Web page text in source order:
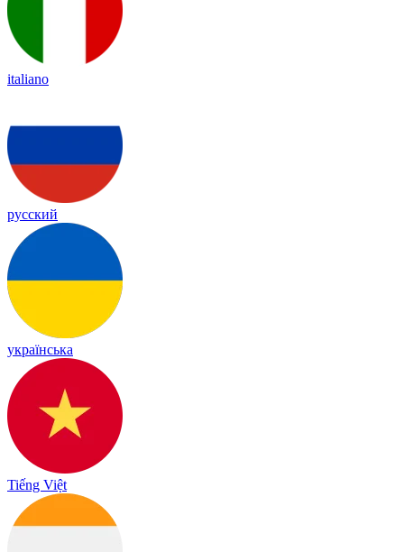
italiano
русский
українська
Tiếng Việt